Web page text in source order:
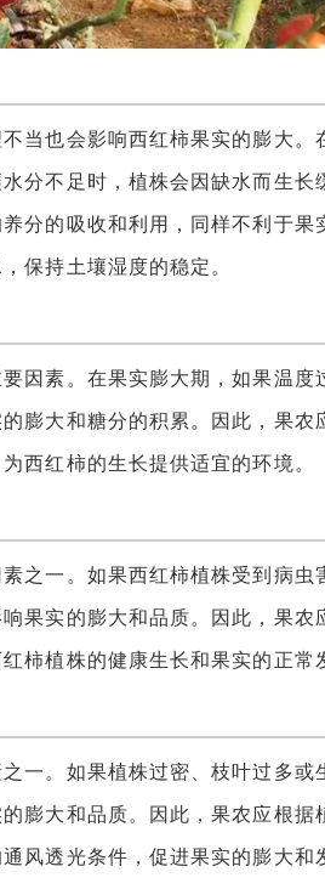
也会影响西红柿果实的膨大。
分不足时，植株会因缺水而生长
分的吸收和利用，同样不利于果
保持土壤湿度的稳定。
素。在果实膨大期，如果温度
膨大和糖分的积累。因此，果农
西红柿的生长提供适宜的环境。
一。如果西红柿植株受到病虫
果实的膨大和品质。因此，果农
柿植株的健康生长和果实的正常
。如果植株过密、枝叶过多或
膨大和品质。因此，果农应根据
风透光条件，促进果实的膨大和